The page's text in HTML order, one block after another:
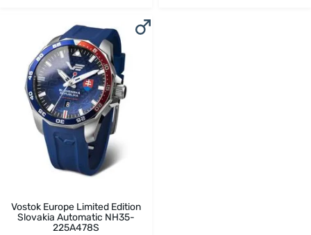
Vostok Europe Limited Edition
Slovakia Automatic NH35-
225A478S